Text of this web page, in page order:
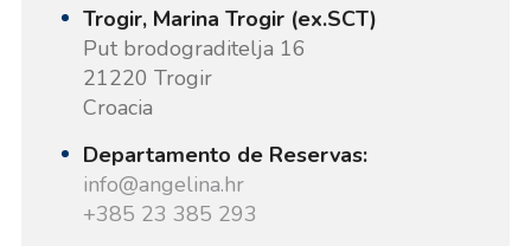
Trogir, Marina Trogir (ex.SCT)
Put brodograditelja 16
21220 Trogir
Croacia
Departamento de Reservas:
info@angelina.hr
+385 23 385 293